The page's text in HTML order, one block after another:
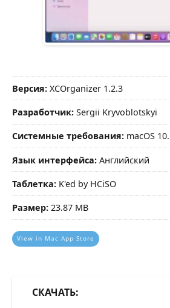
Версия: XCOrganizer 1.2.3
Разработчик: Sergii Kryvoblotskyi
Системные требования: macOS
Язык интерфейса: Английский
Таблетка: K'ed by HCiSO
Размер: 23.87 MB
View in Mac App Store
СКАЧАТЬ: